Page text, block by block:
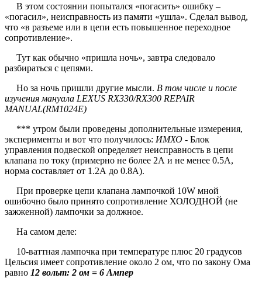
В этом состоянии попытался «погасить» ошибку –
«погасил», неисправность из памяти «ушла». Сделал вывод,
что «в разъеме или в цепи есть повышенное переходное
сопротивление».
Тут как обычно «пришла ночь», завтра следовало
разбираться с цепями.
Но за ночь пришли другие мысли. В том числе и после
изучения мануала LEXUS RX330/RX300 REPAIR
MANUAL(RM1024E)
*** утром были проведены дополнительные измерения,
эксперименты и вот что получилось: ИМХО - Блок
управления подвеской определяет неисправность в цепи
клапана по току (примерно не более 2А и не менее 0.5А,
норма составляет от 1.2А до 0.8А).
При проверке цепи клапана лампочкой 10W мной
ошибочно было принято сопротивление ХОЛОДНОЙ (не
зажженной) лампочки за должное.
На самом деле:
10-ваттная лампочка при температуре плюс 20 градусов
Цельсия имеет сопротивление около 2 ом, что по закону Ома
равно 12 вольт: 2 ом = 6 Aмпер